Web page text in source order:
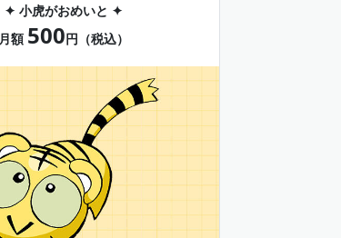
✦ 小虎がおめいと ✦
月額 500円（税込）